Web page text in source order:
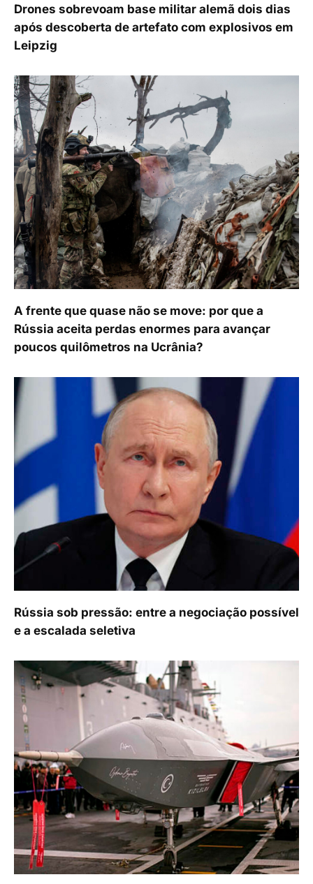
Drones sobrevoam base militar alemã dois dias
após descoberta de artefato com explosivos em
Leipzig
A frente que quase não se move: por que a
Rússia aceita perdas enormes para avançar
poucos quilômetros na Ucrânia?
Rússia sob pressão: entre a negociação possível
e a escalada seletiva